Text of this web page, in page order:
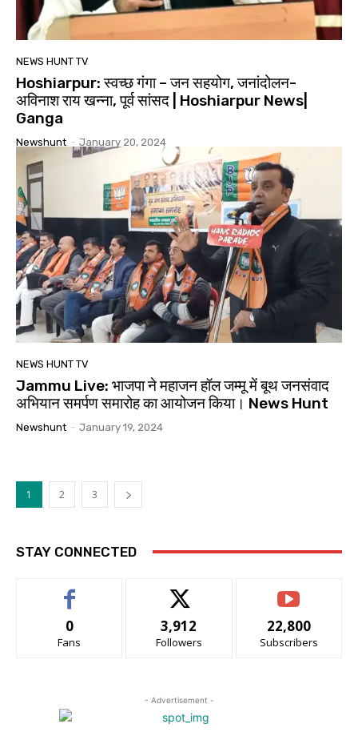
NEWS HUNT TV
Hoshiarpur: स्वच्छ गंगा – जन सहयोग, जनांदोलन-
अविनाश राय खन्ना, पूर्व सांसद | Hoshiarpur News|
Ganga
Newshunt - January 20, 2024
NEWS HUNT TV
Jammu Live: भाजपा ने महाजन हॉल जम्मू में बूथ जनसंवाद
अभियान समर्पण समारोह का आयोजन किया। News Hunt
Newshunt - January 19, 2024
1 2 3
STAY CONNECTED
0
Fans
3,912
Followers
22,800
Subscribers
- Advertisement -